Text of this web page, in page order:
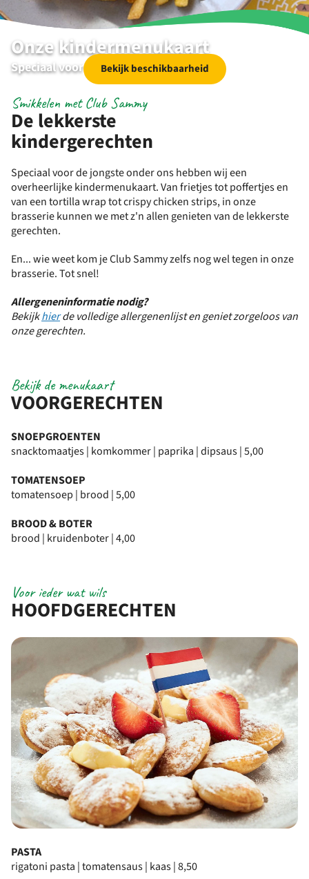
Onze kindermenukaart
Speciaal voor de jongste onder ons
Bekijk beschikbaarheid
De lekkerste
kindergerechten
Smikkelen met Club Sammy
Speciaal voor de jongste onder ons hebben wij een
overheerlijke kindermenukaart. Van frietjes tot poffertjes en
van een tortilla wrap tot crispy chicken strips, in onze
brasserie kunnen we met z'n allen genieten van de lekkerste
gerechten.
En... wie weet kom je Club Sammy zelfs nog wel tegen in onze
brasserie. Tot snel!
Allergeneninformatie nodig?
Bekijkhierde volledige allergenenlijst en geniet zorgeloos van
onze gerechten.
VOORGERECHTEN
Bekijk de menukaart
SNOEPGROENTEN
snacktomaatjes | komkommer | paprika | dipsaus | 5,00
TOMATENSOEP
tomatensoep | brood | 5,00
BROOD & BOTER
brood | kruidenboter | 4,00
HOOFDGERECHTEN
Voor ieder wat wils
PASTA
rigatoni pasta | tomatensaus | kaas | 8,50